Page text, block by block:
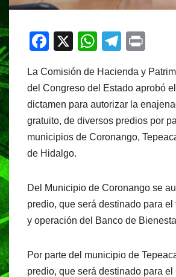
F
c
e
b
o
o
X
W
at
s
A
p
T
e
gr
a
m
t
La Comisión de Hacienda y
del Congreso del Estado aprobó
dictamen para autorizar la
gratuito, de diversos predios por
municipios de Coronango,
de Hidalgo.
Del Municipio de Coronango se
predio, que será destinado para
y operación del Banco de
Por parte del municipio de
predio, que será destinado para el